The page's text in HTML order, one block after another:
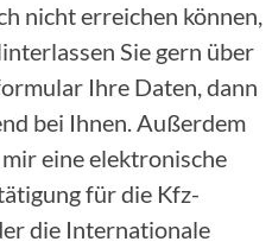
nicht erreichen können,
Sie gern über
Ihre Daten, dann
bei Ihnen. Außerdem
eine elektronische
für die Kfz-
die Internationale